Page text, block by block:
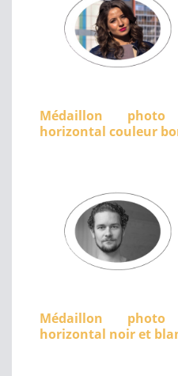
Médaillon
horizontal couleur
Médaillon
horizontal noir et